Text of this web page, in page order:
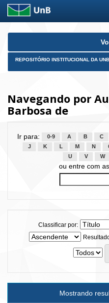
Skip
REPOSITÓRIO INSTITUCIONAL DA UNB
Navegando por
Barbosa de
Ir para: 0-9 A B C
J
K L M N
U
V W
ou entre com
Classificar por:
Mostrando